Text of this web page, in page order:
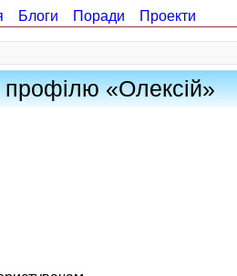
Блоги Поради Проекти
«Олексій»